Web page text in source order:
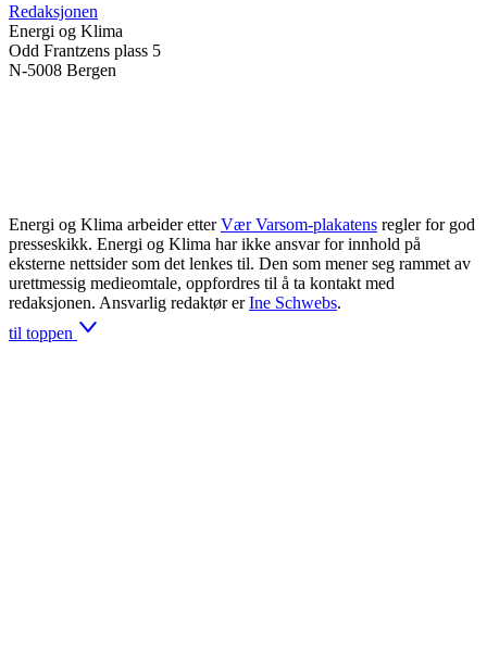
Redaksjonen
Energi og Klima
Odd Frantzens plass 5
N-5008 Bergen
Energi og Klima arbeider etter Vær Varsom-plakatens regler for god
presseskikk. Energi og Klima har ikke ansvar for innhold på
eksterne nettsider som det lenkes til. Den som mener seg rammet av
urettmessig medieomtale, oppfordres til å ta kontakt med
redaksjonen. Ansvarlig redaktør er Ine Schwebs.
til toppen